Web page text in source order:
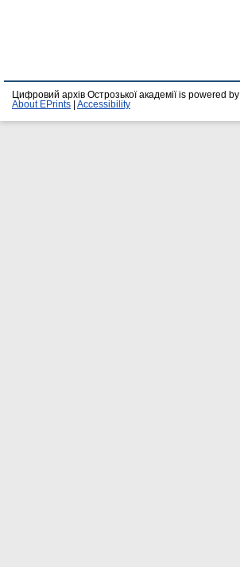
Цифровий архів Острозької академії is powered by
About EPrints
Accessibility